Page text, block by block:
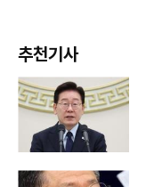
추천기사